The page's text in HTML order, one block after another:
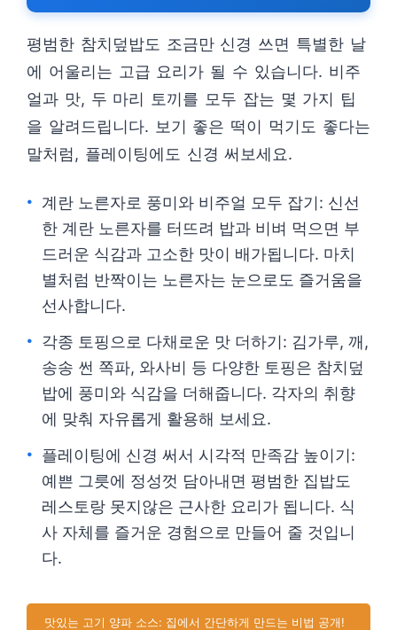
평범한 참치덮밥도 조금만 신경 쓰면 특별한 날
에 어울리는 고급 요리가 될 수 있습니다. 비주
얼과 맛, 두 마리 토끼를 모두 잡는 몇 가지 팁
을 알려드립니다. 보기 좋은 떡이 먹기도 좋다는
말처럼, 플레이팅에도 신경 써보세요.
계란 노른자로 풍미와 비주얼 모두 잡기: 신선
한 계란 노른자를 터뜨려 밥과 비벼 먹으면 부
드러운 식감과 고소한 맛이 배가됩니다. 마치
별처럼 반짝이는 노른자는 눈으로도 즐거움을
선사합니다.
각종 토핑으로 다채로운 맛 더하기: 김가루, 깨,
송송 썬 쪽파, 와사비 등 다양한 토핑은 참치덮
밥에 풍미와 식감을 더해줍니다. 각자의 취향
에 맞춰 자유롭게 활용해 보세요.
플레이팅에 신경 써서 시각적 만족감 높이기:
예쁜 그릇에 정성껏 담아내면 평범한 집밥도
레스토랑 못지않은 근사한 요리가 됩니다. 식
사 자체를 즐거운 경험으로 만들어 줄 것입니
다.
맛있는 고기 양파 소스: 집에서 간단하게 만드는 비법 공개!